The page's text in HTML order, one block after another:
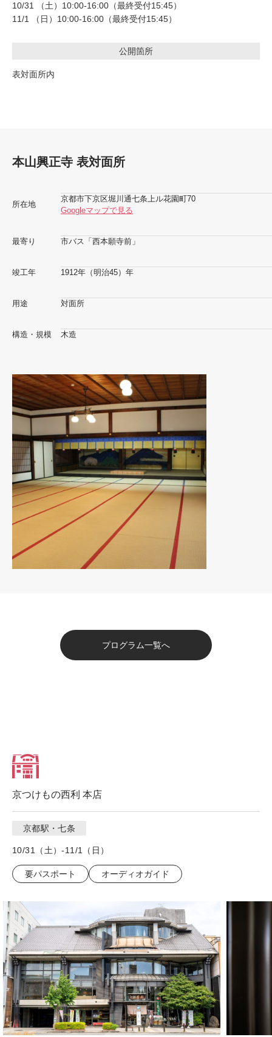
10/31 （土）10:00-16:00（最終受付15:45）
11/1 （日）10:00-16:00（最終受付15:45）
公開箇所
表対面所内
本山興正寺 表対面所
所在地
京都市下京区堀川通七条上ル花園町70
Googleマップで見る
最寄り 市バス「西本願寺前」
竣工年 1912年（明治45）年
用途 対面所
構造・規模 木造
プログラム一覧へ
京つけもの西利 本店
京都駅・七条
10/31（土）-11/1（日）
要パスポート オーディオガイド